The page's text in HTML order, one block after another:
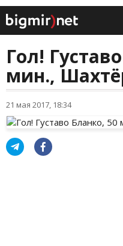
Гол!
мин.,
21 мая 2017, 18:34